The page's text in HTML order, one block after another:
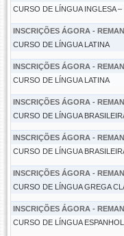
CURSO DE LÍNGUA INGLESA –
INSCRIÇÕES ÁGORA -
CURSO DE LÍNGUA LATINA
INSCRIÇÕES ÁGORA -
CURSO DE LÍNGUA LATINA
INSCRIÇÕES ÁGORA -
CURSO DE LÍNGUA
INSCRIÇÕES ÁGORA -
CURSO DE LÍNGUA
INSCRIÇÕES ÁGORA -
CURSO DE LÍNGUA GREGA
INSCRIÇÕES ÁGORA -
CURSO DE LÍNGUA